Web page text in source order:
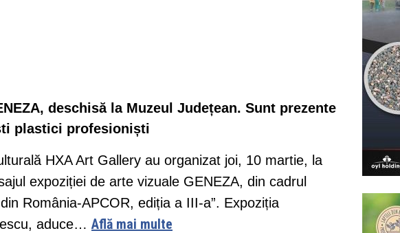
deschisă la Muzeul Județean. Sunt prezente
plastici profesioniști
HXA Art Gallery au organizat joi, 10 martie, la
expoziției de arte vizuale GENEZA, din cadrul
România-APCOR, ediția a III-a”. Expoziția
aduce… Află mai multe